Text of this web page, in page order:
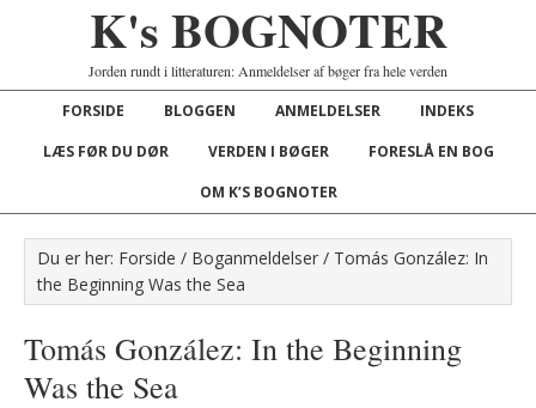
K's BOGNOTER
Jorden rundt i litteraturen: Anmeldelser af bøger fra hele verden
FORSIDE BLOGGEN ANMELDELSER
INDEKS
LÆS FØR DU DØR
VERDEN I BØGER
FORESLÅ EN BOG
OM K’S BOGNOTER
Du er her: Forside / Boganmeldelser / Tomás González: In
the Beginning Was the Sea
Tomás González: In the Beginning
Was the Sea